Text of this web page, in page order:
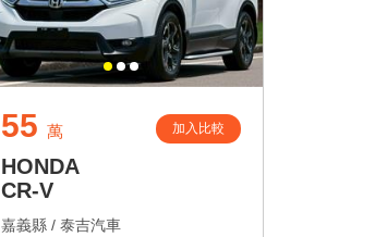
55 萬 加入比較
HONDA
CR-V
嘉義縣 / 泰吉汽車